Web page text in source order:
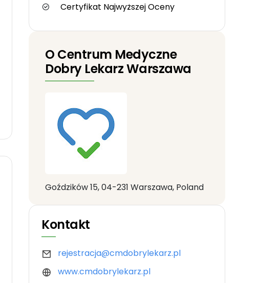
Certyfikat Najwyższej Oceny
O Centrum Medyczne
Dobry Lekarz Warszawa
Goździków 15, 04-231 Warszawa, Poland
Kontakt
rejestracja@cmdobrylekarz.pl
www.cmdobrylekarz.pl